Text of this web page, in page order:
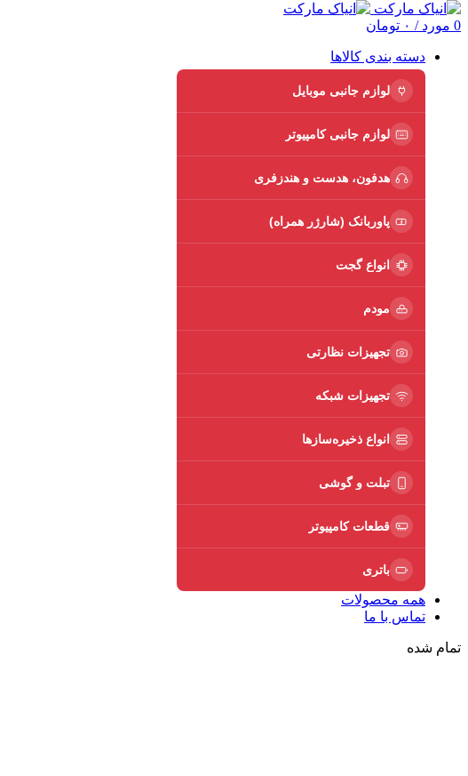
0 مورد / ۰ تومان
دسته بندی کالاها
لوازم جانبی موبایل
لوازم جانبی کامپیوتر
هدفون، هدست و هندزفری
پاوربانک (شارژر همراه)
انواع گجت
مودم
تجهیزات نظارتی
تجهیزات شبکه
انواع ذخیره‌سازها
تبلت و گوشی
قطعات کامپیوتر
باتری
همه محصولات
تماس با ما
تمام شده